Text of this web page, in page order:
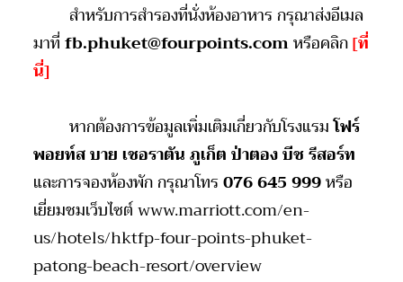
สำหรับการสำรองที่นั่งห้องอาหาร กรุณาส่งอีเมล
มาที่fb.phuket@fourpoints.comหรือคลิก[ที่
นี่]
หากต้องการข้อมูลเพิ่มเติมเกี่ยวกับโรงแรมโฟร์
พอยท์ส บาย เชอราตัน ภูเก็ต ป่าตอง บีช รีสอร์ท
และการจองห้องพัก กรุณาโทร076 645 999หรือ
เยี่ยมชมเว็บไซต์www.marriott.com/en-
us/hotels/hktfp-four-points-phuket-
patong-beach-resort/overview